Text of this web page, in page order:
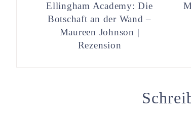
Ellingham Academy: Die
Botschaft an der Wand –
Maureen Johnson |
Rezension